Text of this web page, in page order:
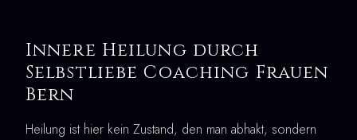
Innere Heilung durch
Selbstliebe Coaching Frauen
Bern
Heilung ist hier kein Zustand, den man abhakt, sondern